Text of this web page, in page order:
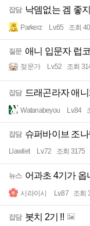
잡담 낙뎀없는 겜 좋지
Parkerz Lv.65 조회
질문 애니 입문자 럽
젖문가 Lv.52 조회
잡담 드래곤라자 애
Watanabeyou Lv.84
잡담 슈퍼바이브 조
Llawliet Lv.72 조회 3175
뉴스 어과초 4기가 옵
시라이시 Lv.87 조회
잡담 봇치 2기 !!